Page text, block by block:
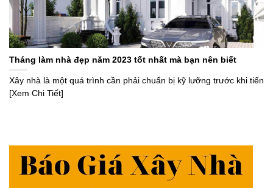
Tháng làm nhà đẹp năm 2023 tốt nhất mà bạn nên biết
Xây nhà là một quá trình cần phải chuẩn bị kỹ lưỡng trước khi tiến
[Xem Chi Tiết]